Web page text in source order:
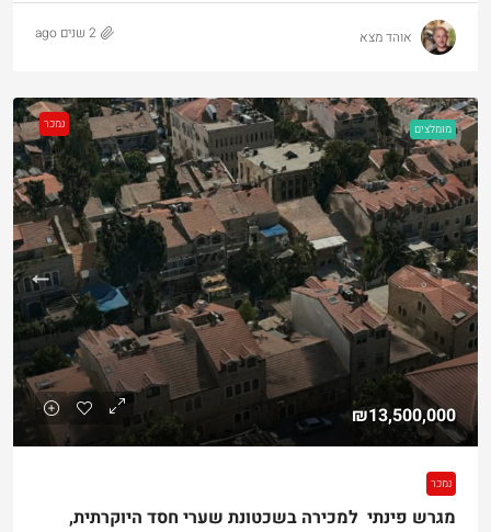
אוהד מצא 2 שנים ago
מומלצים נמכר
₪13,500,000
נמכר
מגרש פינתי למכירה בשכטונת שערי חסד היוקרתית,